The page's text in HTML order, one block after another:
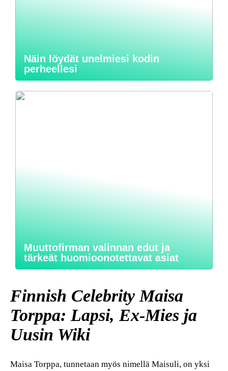
Näin löydät unelmiesi kodin
perheellesi
Muuttofirman valinnan edut ja
tärkeät huomioonotettavat asiat
Finnish Celebrity Maisa
Torppa: Lapsi, Ex-Mies ja
Uusin Wiki
Maisa Torppa, tunnetaan myös nimellä Maisuli, on yksi